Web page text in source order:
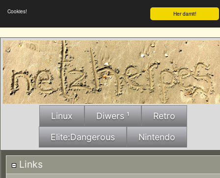
Her damit!
Cookies!
Linux Diwers ¹ Retro
Elite:Dangerous Nintendo
Links